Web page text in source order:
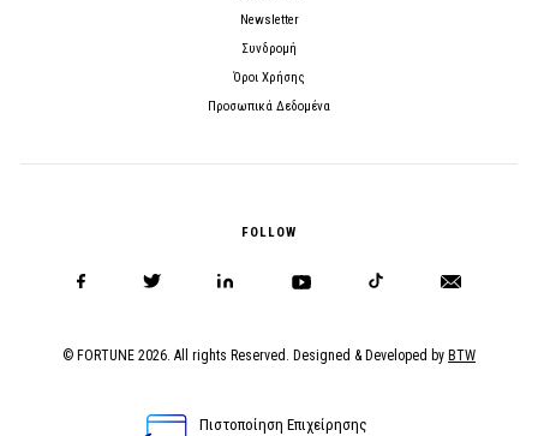
Newsletter
Συνδρομή
Όροι Χρήσης
Προσωπικά Δεδομένα
FOLLOW
© FORTUNE 2026. All rights Reserved. Designed & Developed by BTW
Πιστοποίηση Επιχείρησης